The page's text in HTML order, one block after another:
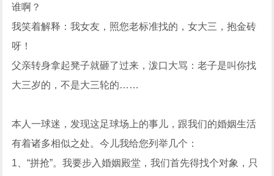
谁啊？
我笑着解释：我女友，照您老标准找的，女大三，抱金砖
呀！
父亲转身拿起凳子就砸了过来，泼口大骂：老子是叫你找
大三岁的，不是大三轮的……
本人一球迷，发现这足球场上的事儿，跟我们的婚姻生活
有着诸多相似之处。今儿我给您列举几个：
1、“拼抢”。我要步入婚姻殿堂，我们首先得找个对象，只